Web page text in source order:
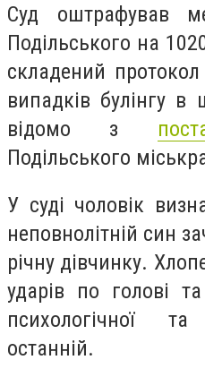
Суд оштрафував
Подільського на
складений
випадків булінгу
відомо з
Подільського
У суді чоловік
неповнолітній син
річну дівчинку.
ударів по голові
психологічної
останній.